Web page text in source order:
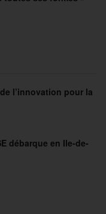
l’innovation pour la
débarque en Ile-de-